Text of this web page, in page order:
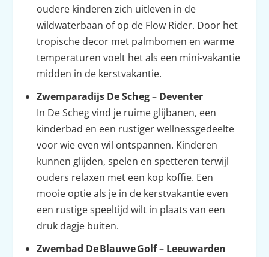
oudere kinderen zich uitleven in de
wildwaterbaan of op de Flow Rider. Door het
tropische decor met palmbomen en warme
temperaturen voelt het als een mini-vakantie
midden in de kerstvakantie.
Zwemparadijs De Scheg – Deventer
In De Scheg vind je ruime glijbanen, een
kinderbad en een rustiger wellnessgedeelte
voor wie even wil ontspannen. Kinderen
kunnen glijden, spelen en spetteren terwijl
ouders relaxen met een kop koffie. Een
mooie optie als je in de kerstvakantie even
een rustige speeltijd wilt in plaats van een
druk dagje buiten.
Zwembad De Blauwe Golf – Leeuwarden